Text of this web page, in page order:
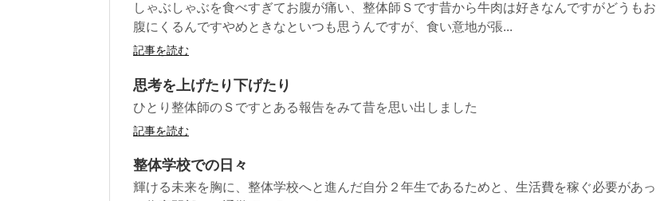
しゃぶしゃぶを食べすぎてお腹が痛い、整体師Ｓです昔から牛肉は好きなんですがどうもお
腹にくるんですやめときなといつも思うんですが、食い意地が張...
記事を読む
思考を上げたり下げたり
ひとり整体師のＳですとある報告をみて昔を思い出しました
記事を読む
整体学校での日々
輝ける未来を胸に、整体学校へと進んだ自分２年生であるためと、生活費を稼ぐ必要があっ